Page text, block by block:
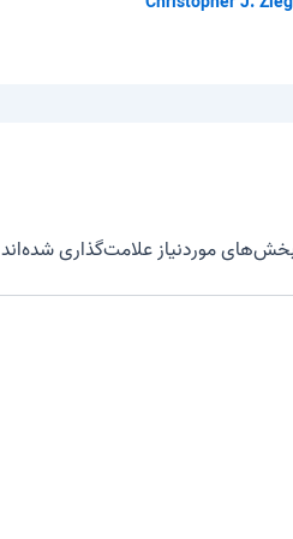
موردنیاز علامت‌گذاری شده‌اند